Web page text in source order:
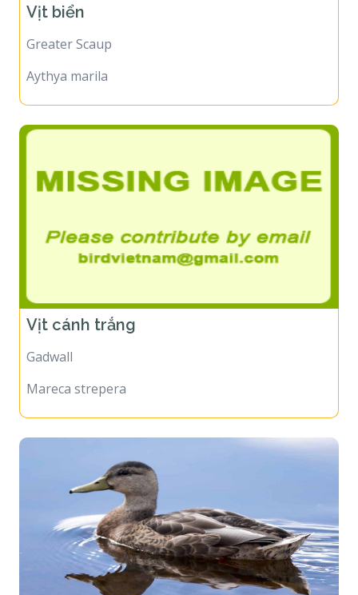
Vịt biển
Greater Scaup
Aythya marila
Vịt cánh trắng
Gadwall
Mareca strepera